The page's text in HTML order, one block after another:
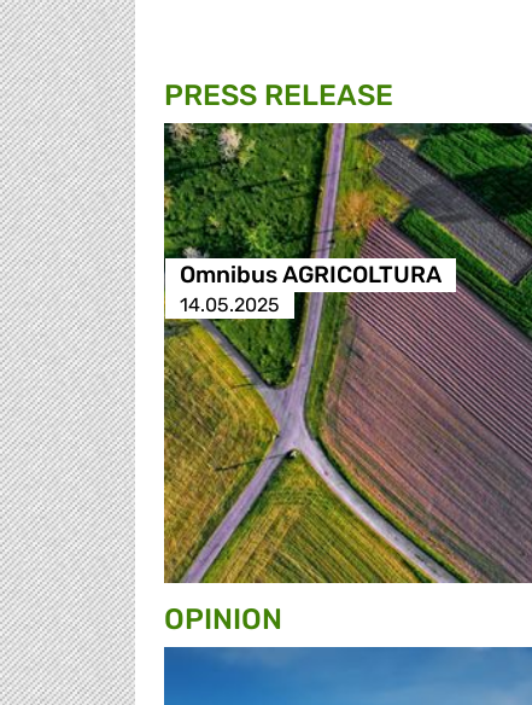
PRESS RELEASE
Omnibus AGRICOLTURA
14.05.2025
OPINION